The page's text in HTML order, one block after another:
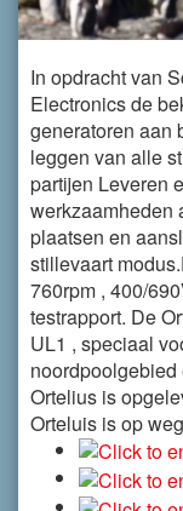
In opdracht van
Electronics de
generatoren aan
leggen van alle
partijen Leveren
werkzaamheden
plaatsen en
stillevaart
760rpm , 400/
testrapport. De
UL1 , speciaal
Ortelius is
Orteluis is op